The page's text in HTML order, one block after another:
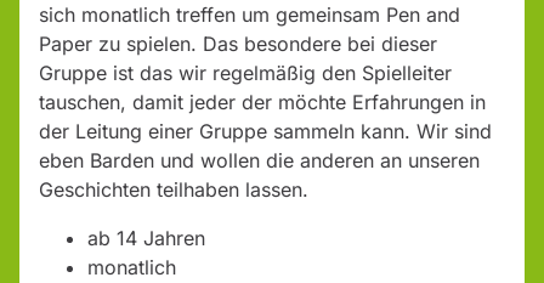
sich monatlich treffen um gemeinsam Pen and
Paper zu spielen. Das besondere bei dieser
Gruppe ist das wir regelmäßig den Spielleiter
tauschen, damit jeder der möchte Erfahrungen in
der Leitung einer Gruppe sammeln kann. Wir sind
eben Barden und wollen die anderen an unseren
Geschichten teilhaben lassen.
ab 14 Jahren
monatlich